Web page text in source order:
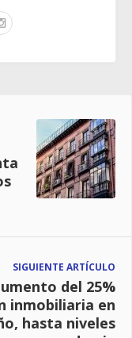
SIGUIENTE ARTÍCULO
del 25%
inmobiliaria en
hasta niveles